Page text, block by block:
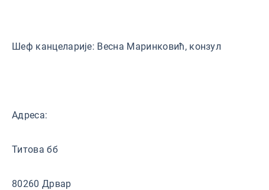
Шеф канцеларије: Весна Маринковић, конзул
Адреса:
Титова бб
80260 Дрвар